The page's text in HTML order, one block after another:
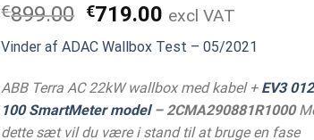
€899.00 Den
oprindelige
pris
var:
€899.00.
€719.00 Den
aktuelle
pris
€719.00.
excl VAT
Vinder af ADAC Wallbox Test – 05/2021
ABB Terra AC 22kW wallbox med kabel + EV3
100 SmartMeter model– 2CMA290881R1000
dette sæt vil du være i stand til at bruge en fase